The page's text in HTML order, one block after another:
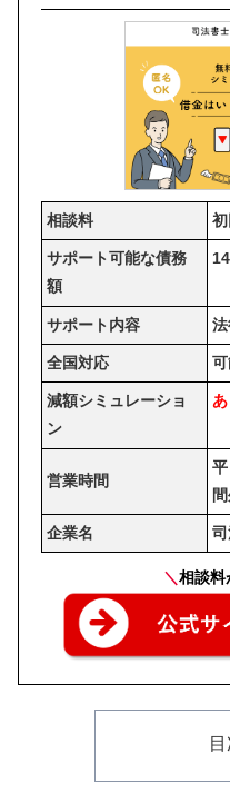
相談料 初
サポート可能な債務
額
サポート内容
全国対応
減額シミュレーショ
ン
あ
営業時間
企業名
＼相談料